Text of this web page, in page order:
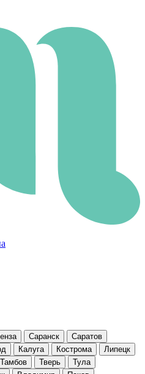
Саранск
Саратов
Калуга Кострома
Липецк
Тамбов Тверь
Тула